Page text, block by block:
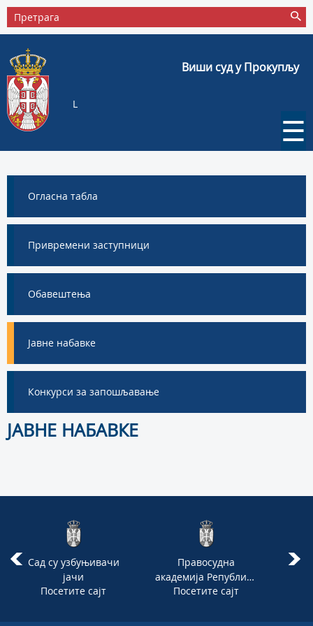
Виши суд у Прокупљу
L
☰
Огласна табла
Привремени заступници
Обавештења
Јавне набавке
Конкурси за запошљавање
ЈАВНЕ НАБАВКЕ
Сад су узбуњивачи
јачи
Посетите сајт
Правосудна
академија Републике
Србије
Посетите сајт